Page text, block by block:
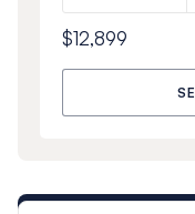
$12,899